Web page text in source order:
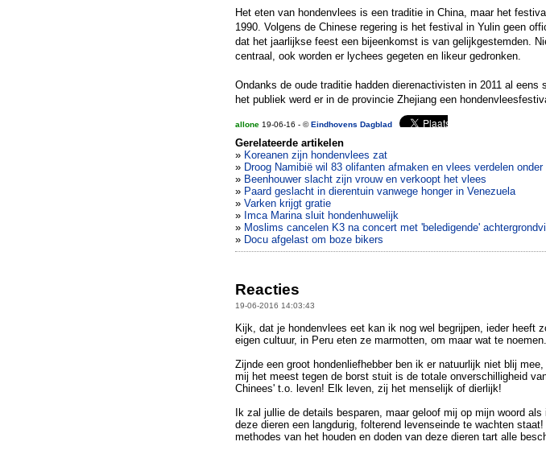
Het eten van hondenvlees is een traditie in China, maar het
1990. Volgens de Chinese regering is het festival in Yulin geen
dat het jaarlijkse feest een bijeenkomst is van gelijkgestemden.
centraal, ook worden er lychees gegeten en likeur gedronken.
Ondanks de oude traditie hadden dierenactivisten in 2011 al eens
het publiek werd er in de provincie Zhejiang een
allone 19-06-16 - ©Eindhovens Dagblad
Gerelateerde artikelen
» Koreanen zijn hondenvlees zat
» Droog Namibië wil 83 olifanten afmaken en vlees verdelen onder
» Beenhouwer slacht zijn vrouw en verkoopt het vlees
» Paard geslacht in dierentuin vanwege honger in Venezuela
» Varken krijgt gratie
» Imca Marina sluit hondenhuwelijk
» Moslims cancelen K3 na concert met 'beledigende'
» Docu afgelast om boze bikers
Reacties
19-06-2016 14:03:43
Kijk, dat je hondenvlees eet kan ik nog wel begrijpen, ieder heeft
eigen cultuur, in Peru eten ze marmotten, om maar wat te
Zijnde een groot hondenliefhebber ben ik er natuurlijk niet blij
mij het meest tegen de borst stuit is de totale onverschilligheid
Chinees' t.o. leven! Elk leven, zij het menselijk of dierlijk!
Ik zal jullie de details besparen, maar geloof mij op mijn woord
deze dieren een langdurig, folterend levenseinde te wachten staat!
methodes van het houden en doden van deze dieren tart alle